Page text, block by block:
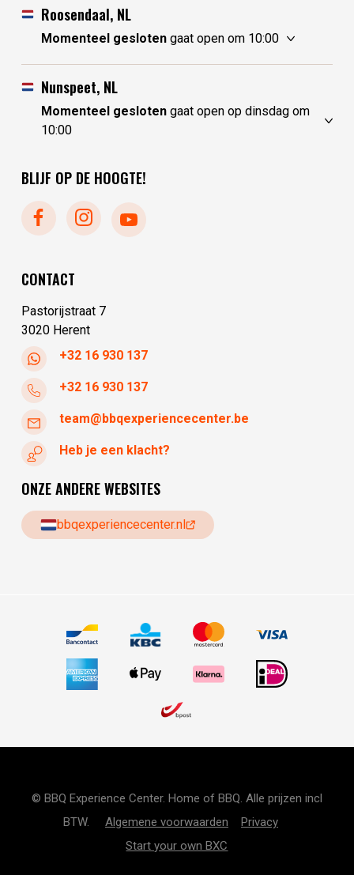
dinsdag
woensdag
10:30 - 17:30
zaterdag
zondag
gesloten
Roosendaal, NL
Momenteel geslotengaat open om 10:00
maandag
10:00 - 17:30
dinsdag
woensdag
gesloten
donderdag
10:00 - 17:30
zondag
Nunspeet, NL
Momenteel geslotengaat open op dinsdag om
10:00
dinsdag
donderdag
vrijdag
zondag
BLIJF OP DE HOOGTE!
CONTACT
Pastorijstraat 7
3020 Herent
+32 16 930 137
+32 16 930 137
team@bbqexperiencecenter.be
Heb je een klacht?
ONZE ANDERE WEBSITES
bbqexperiencecenter.nl
© BBQ Experience Center. Home of BBQ. Alle prijzen incl
BTW. Algemene voorwaarden
Privacy
Start your own BXC